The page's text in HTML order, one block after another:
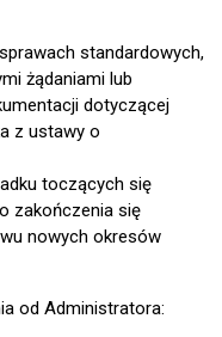
standardowych,
żądaniami lub
dotyczącej
z ustawy o
toczących się
zakończenia się
nowych okresów
od Administratora: